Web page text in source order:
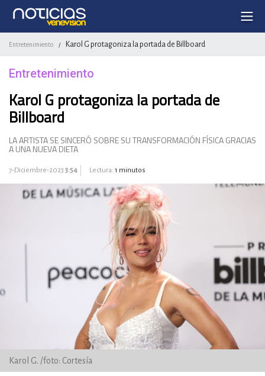
Entretenimiento / Karol G protagoniza la portada de Billboard
Entretenimiento
Karol G protagoniza la portada de
Billboard
LA ARTISTA SE SINCERÓ SOBRE SU TRANSFORMACIÓN FÍSICA GRACIAS
A UNA NUEVA DIETA
7-Diciembre-2023 3:54 Lectura: 1 minutos
Karol G. /foto: Cortesía